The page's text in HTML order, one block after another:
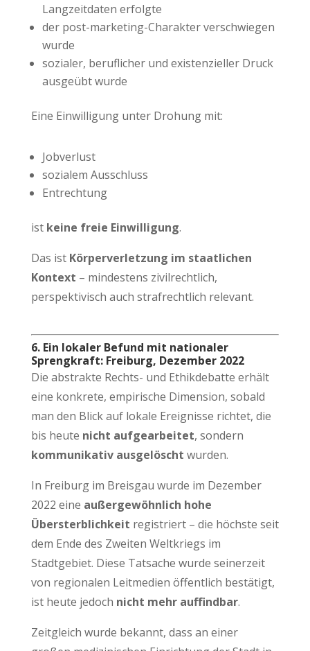
Langzeitdaten erfolgte
der post-marketing-Charakter verschwiegen
wurde
sozialer, beruflicher und existenzieller Druck
ausgeübt wurde
Eine Einwilligung unter Drohung mit:
Jobverlust
sozialem Ausschluss
Entrechtung
ist keine freie Einwilligung.
Das ist Körperverletzung im staatlichen
Kontext – mindestens zivilrechtlich,
perspektivisch auch strafrechtlich relevant.
6. Ein lokaler Befund mit nationaler
Sprengkraft: Freiburg, Dezember 2022
Die abstrakte Rechts- und Ethikdebatte erhält
eine konkrete, empirische Dimension, sobald
man den Blick auf lokale Ereignisse richtet, die
bis heute nicht aufgearbeitet, sondern
kommunikativ ausgelöscht wurden.
In Freiburg im Breisgau wurde im Dezember
2022 eine außergewöhnlich hohe
Übersterblichkeit registriert – die höchste seit
dem Ende des Zweiten Weltkriegs im
Stadtgebiet. Diese Tatsache wurde seinerzeit
von regionalen Leitmedien öffentlich bestätigt,
ist heute jedoch nicht mehr auffindbar.
Zeitgleich wurde bekannt, dass an einer